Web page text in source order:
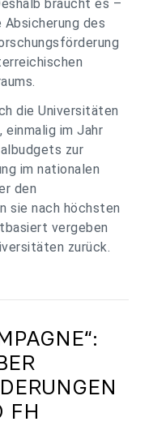
braucht es –
des
die Universitäten
im Jahr
zur
im nationalen
den
sie nach höchsten
vergeben
zurück.
und
FH